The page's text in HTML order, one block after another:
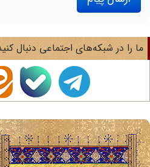
را در شبکه‌های اجتماعی دنبال کنید